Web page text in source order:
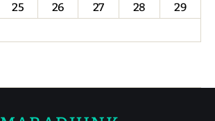
25 26 27 28
29